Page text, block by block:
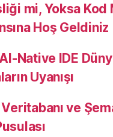
mi, Yoksa
Hoş Geldiniz
Native IDE
Uyanışı
ve